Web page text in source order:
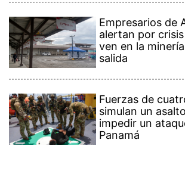
Empresarios de
alertan por
ven en la
salida
Fuerzas de
simulan un
impedir un
Panamá